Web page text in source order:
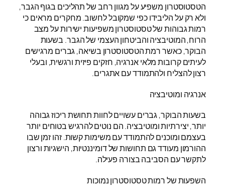
הטסטוסטרון משפיע על מגוון רחב של תהליכים בגוף הגבר,
ולא רק על הליבידו כפי שמקובל לחשוב. מחקרים מראים כי
רמות גבוהות של טסטוסטרון משפיעות ישירות על מצב
הרוח, המוטיבציה והביטחון העצמי של הגבר. בשעות
הבוקר, כאשר רמת הטסטוסטרון בשיאה, גברים מרגישים
לעיתים קרובות מלאי אנרגיה, חזקים פיזית ורגשית, ובעלי
רצון להצליח ולהתמודד עם אתגרים.
אנרגיה ומוטיבציה
בשעות הבוקר, גברים עשויים לחוות תחושת ריכוז גבוהה
יותר, יצירתיות ומוטיבציה. הם נוטים להרגיש בטוחים יותר
בעצמם ומוכנים להתמודד עם משימות קשות. זהו זמן שבו
ההורמון מעודד גם תחושות של דומיננטיות, הישגיות ורצון
לתקשר עם הסביבה בצורה פעילה.
השפעות של רמות טסטוסטרון נמוכות